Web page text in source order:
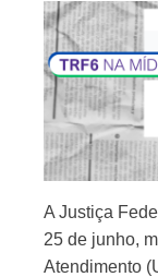
A Justiça
25 de junho,
Atendimento